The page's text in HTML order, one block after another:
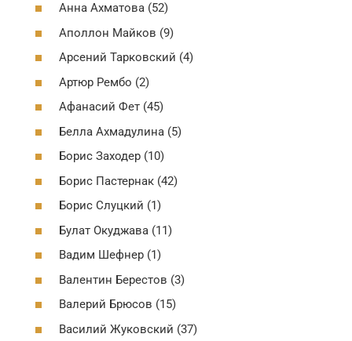
Анна Ахматова (52)
Аполлон Майков (9)
Арсений Тарковский (4)
Артюр Рембо (2)
Афанасий Фет (45)
Белла Ахмадулина (5)
Борис Заходер (10)
Борис Пастернак (42)
Борис Слуцкий (1)
Булат Окуджава (11)
Вадим Шефнер (1)
Валентин Берестов (3)
Валерий Брюсов (15)
Василий Жуковский (37)